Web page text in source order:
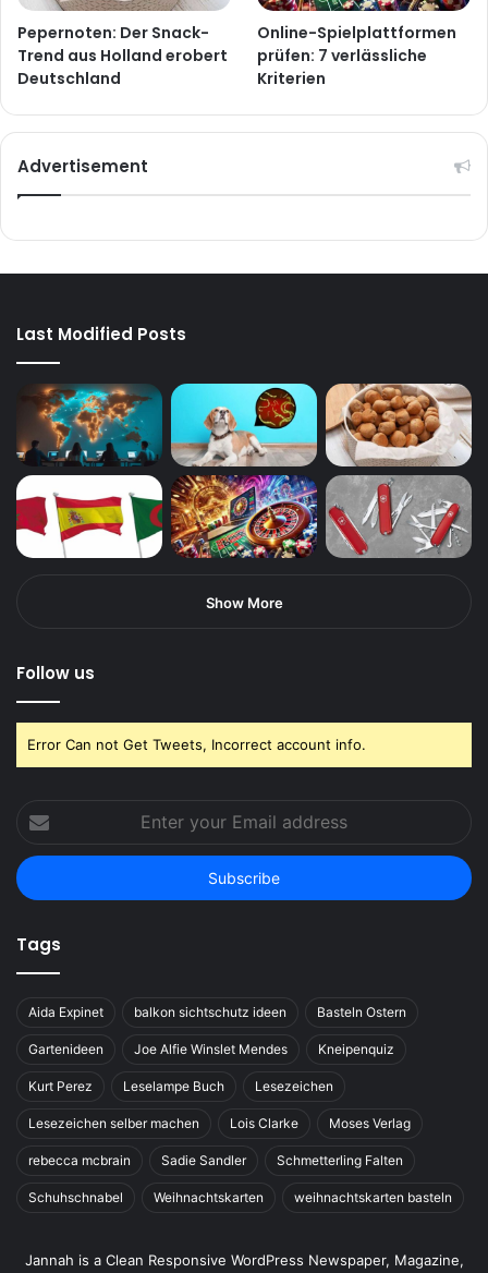
Pepernoten: Der Snack-
Trend aus Holland erobert
Deutschland
Online-Spielplattformen
prüfen: 7 verlässliche
Kriterien
Advertisement
Last Modified Posts
Show More
Follow us
Error Can not Get Tweets, Incorrect account info.
your
Email
address
Tags
Aida Expinet balkon sichtschutz ideen Basteln Ostern
Gartenideen Joe Alfie Winslet Mendes Kneipenquiz
Kurt Perez Leselampe Buch Lesezeichen
Lesezeichen selber machen Lois Clarke Moses Verlag
rebecca mcbrain Sadie Sandler Schmetterling Falten
Schuhschnabel Weihnachtskarten weihnachtskarten basteln
Jannah is a Clean Responsive WordPress Newspaper, Magazine,